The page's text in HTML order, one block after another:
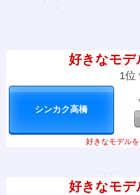
好きなモデ
1位
好きなモデルを
好きなモデ